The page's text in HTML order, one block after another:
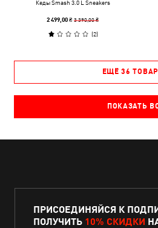
Кеды Smash 3.0 L Sneakers
2 499,00 ₴3 390,00 ₴
(2)
ЕЩЁ 36
ПОКАЗАТЬ
ПРИСОЕДИНЯЙСЯ К
ПОЛУЧИТЬ 10% СКИДКИ